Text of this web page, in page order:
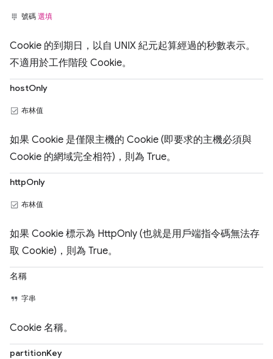
號碼 選填
Cookie 的到期日，以自 UNIX 紀元起算經過的秒數表示。
不適用於工作階段 Cookie。
hostOnly
布林值
如果 Cookie 是僅限主機的 Cookie (即要求的主機必須與
Cookie 的網域完全相符)，則為 True。
httpOnly
布林值
如果 Cookie 標示為 HttpOnly (也就是用戶端指令碼無法存
取 Cookie)，則為 True。
名稱
字串
Cookie 名稱。
partitionKey